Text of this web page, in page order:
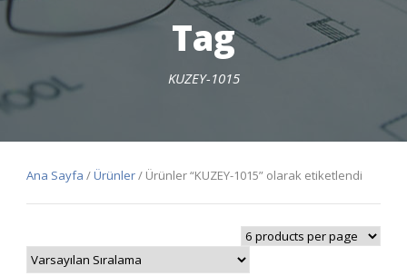
Tag
KUZEY-1015
Ana Sayfa /Ürünler/ Ürünler “KUZEY-1015” olarak etiketlendi